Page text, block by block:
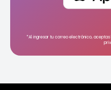
*Al ingresar tu correo electrónico, aceptas